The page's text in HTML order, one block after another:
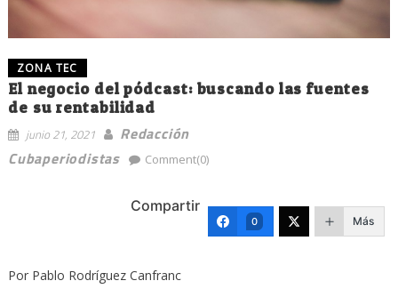
ZONA TEC
El negocio del pódcast: buscando las fuentes
de su rentabilidad
junio 21, 2021
Redacción
Cubaperiodistas
Comment(0)
Compartir
0 Más
Por Pablo Rodríguez Canfranc